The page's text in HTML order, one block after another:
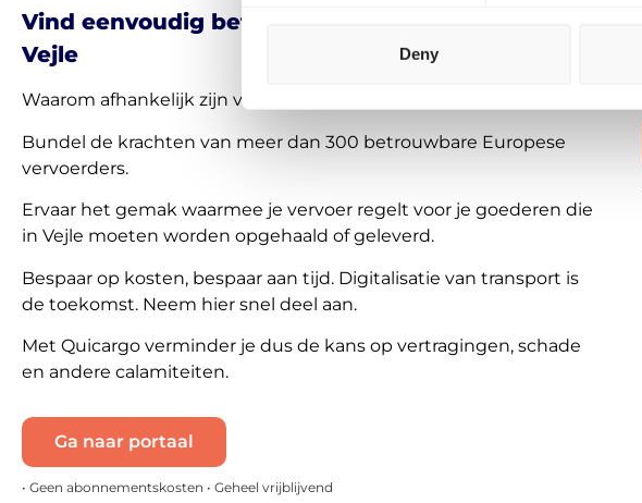
Deny
Vind eenvoudig betrouwbaar transport voor
Vejle
Waarom afhankelijk zijn van één vervoerder?
Bundel de krachten van meer dan 300 betrouwbare Europese
vervoerders.
Ervaar het gemak waarmee je vervoer regelt voor je goederen die
in Vejle moeten worden opgehaald of geleverd.
Bespaar op kosten, bespaar aan tijd. Digitalisatie van transport is
de toekomst. Neem hier snel deel aan.
Met Quicargo verminder je dus de kans op vertragingen, schade
en andere calamiteiten.
Ga naar portaal
• Geen abonnementskosten • Geheel vrijblijvend